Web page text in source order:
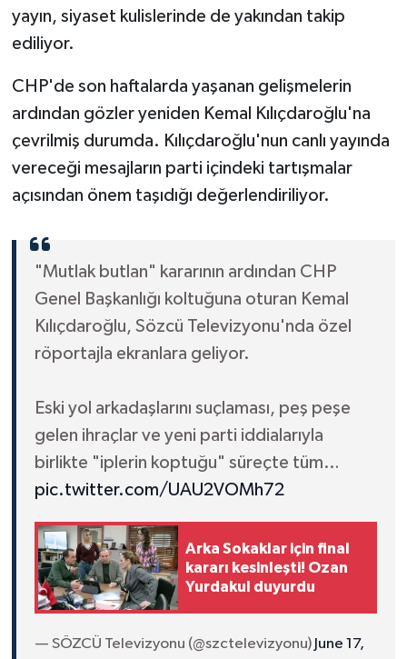
yayın, siyaset kulislerinde de yakından takip
ediliyor.
CHP'de son haftalarda yaşanan gelişmelerin
ardından gözler yeniden Kemal Kılıçdaroğlu'na
çevrilmiş durumda. Kılıçdaroğlu'nun canlı yayında
vereceği mesajların parti içindeki tartışmalar
açısından önem taşıdığı değerlendiriliyor.
"Mutlak butlan" kararının ardından CHP
Genel Başkanlığı koltuğuna oturan Kemal
Kılıçdaroğlu, Sözcü Televizyonu'nda özel
röportajla ekranlara geliyor.
Eski yol arkadaşlarını suçlaması, peş peşe
gelen ihraçlar ve yeni parti iddialarıyla
birlikte "iplerin koptuğu" süreçte tüm…
pic.twitter.com/UAU2VOMh72
Arka Sokaklar için final
kararı kesinleşti! Ozan
Yurdakul duyurdu
— SÖZCÜ Televizyonu (@szctelevizyonu) June 17,